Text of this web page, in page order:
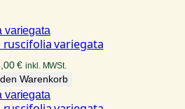
ruscifolia variegata
€ inkl. MWSt.
Warenkorb